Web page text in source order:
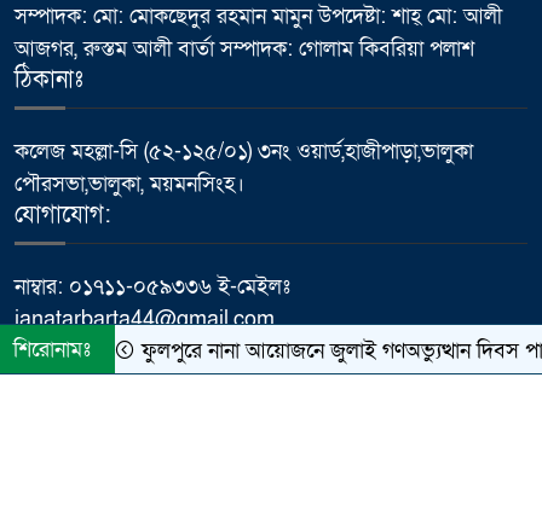
মাথায় হেলমেট, তবু কতটা নিরাপদ
৭
প্রধানমন্ত্রীর কার্যালয়ের ক্যাবল চুরি
ইস্যুতে প্রকাশিত সংবাদের প্রতিবাদ,
ফজলে রাব্বী
৮
পাবনায় বিদ্যুৎস্পৃষ্ট হয়ে যুব‌কের
মর্মান্তিক মৃত্যু
৯
সম্পাদক: মো: মোকছেদুর রহমান মামুন উপদেষ্টা: শাহ্ মো: আলী
আজগর, রুস্তম আলী বার্তা সম্পাদক: গোলাম কিবরিয়া পলাশ
ঠিকানাঃ
কলেজ মহল্লা-সি (৫২-১২৫/০১) ৩নং ওয়ার্ড,হাজীপাড়া,ভালুকা
পৌরসভা,ভালুকা, ময়মনসিংহ।
যোগাযোগ:
নাম্বার: ০১৭১১-০৫৯৩৩৬ ই-মেইলঃ
janatarbarta44@gmail.com
শিরোনামঃ ফুলপুরে নানা আয়োজনে জুলাই গণঅভ্যুত্থান দিবস